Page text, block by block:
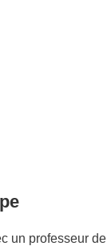
un professeur de